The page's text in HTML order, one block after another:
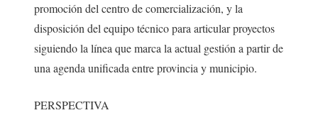
promoción del centro de comercialización, y la
disposición del equipo técnico para articular proyectos
siguiendo la línea que marca la actual gestión a partir de
una agenda unificada entre provincia y municipio.
PERSPECTIVA